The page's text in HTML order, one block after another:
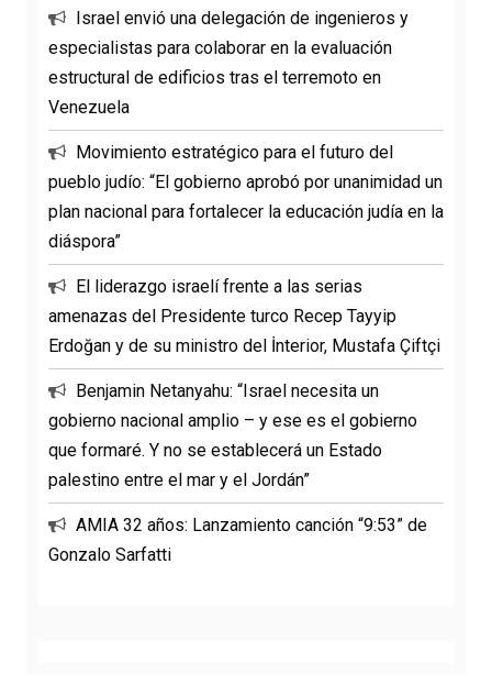
Israel envió una delegación de ingenieros y
especialistas para colaborar en la evaluación
estructural de edificios tras el terremoto en
Venezuela
Movimiento estratégico para el futuro del
pueblo judío: “El gobierno aprobó por unanimidad un
plan nacional para fortalecer la educación judía en la
diáspora”
El liderazgo israelí frente a las serias
amenazas del Presidente turco Recep Tayyip
Erdoğan y de su ministro del İnterior, Mustafa Çiftçi
Benjamin Netanyahu: “Israel necesita un
gobierno nacional amplio – y ese es el gobierno
que formaré. Y no se establecerá un Estado
palestino entre el mar y el Jordán”
AMIA 32 años: Lanzamiento canción “9:53” de
Gonzalo Sarfatti